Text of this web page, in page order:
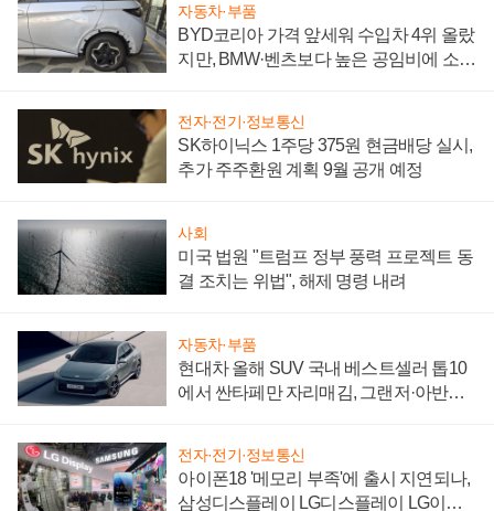
자동차·부품
BYD코리아 가격 앞세워 수입차 4위 올랐
지만, BMW·벤츠보다 높은 공임비에 소비
전자·전기·정보통신
SK하이닉스 1주당 375원 현금배당 실시,
추가 주주환원 계획 9월 공개 예정
사회
미국 법원 "트럼프 정부 풍력 프로젝트 동
결 조치는 위법", 해제 명령 내려
자동차·부품
현대차 올해 SUV 국내 베스트셀러 톱10
에서 싼타페만 자리매김, 그랜저·아반떼
전자·전기·정보통신
아이폰18 '메모리 부족'에 출시 지연되나,
삼성디스플레이 LG디스플레이 LG이노